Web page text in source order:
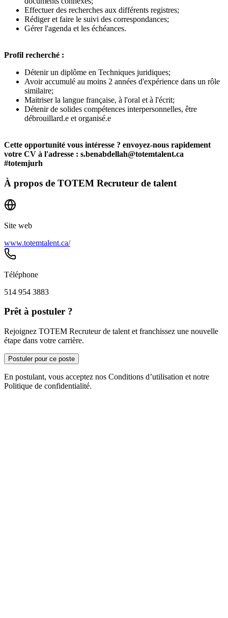
Effectuer des recherches aux différents registres;
Rédiger et faire le suivi des correspondances;
Gérer l'agenda et les échéances.
Profil recherché :
Détenir un diplôme en Techniques juridiques;
Avoir accumulé au moins 2 années d'expérience dans un rôle
similaire;
Maitriser la langue française, à l'oral et à l'écrit;
Détenir de solides compétences interpersonnelles, être
débrouillard.e et organisé.e
Cette opportunité vous intéresse ? envoyez-nous rapidement
votre CV à l'adresse : s.benabdellah@totemtalent.ca
#totemjurh
À propos de TOTEM Recruteur de talent
Site web
www.totemtalent.ca/
Téléphone
514 954 3883
Prêt à postuler ?
Rejoignez TOTEM Recruteur de talent et franchissez une nouvelle
étape dans votre carrière.
Postuler pour ce poste
En postulant, vous acceptez nos Conditions d’utilisation et notre
Politique de confidentialité.